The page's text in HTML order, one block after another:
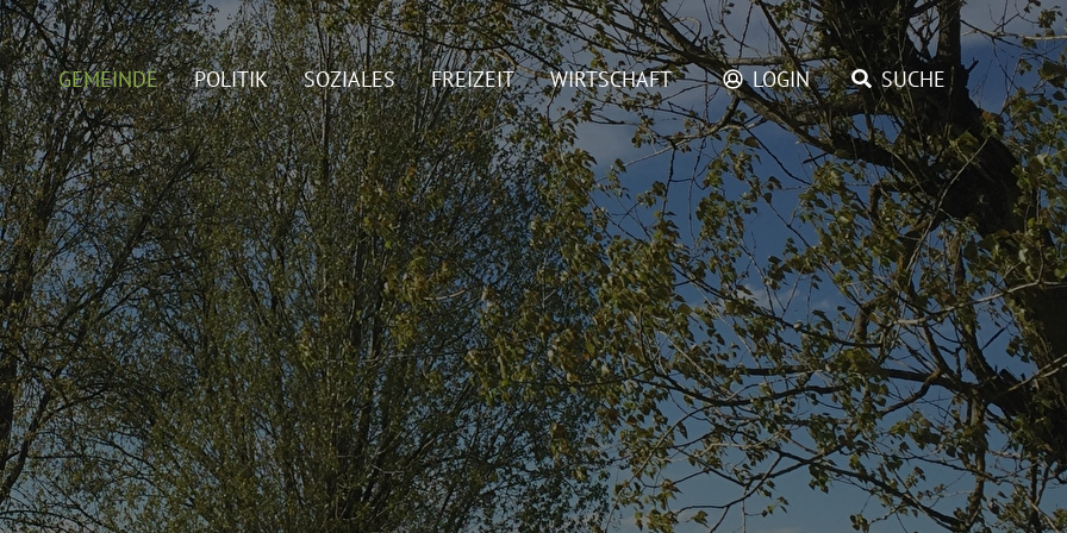
GEMEINDE POLITIK SOZIALES FREIZEIT WIRTSCHAFT LOGIN SUCHE